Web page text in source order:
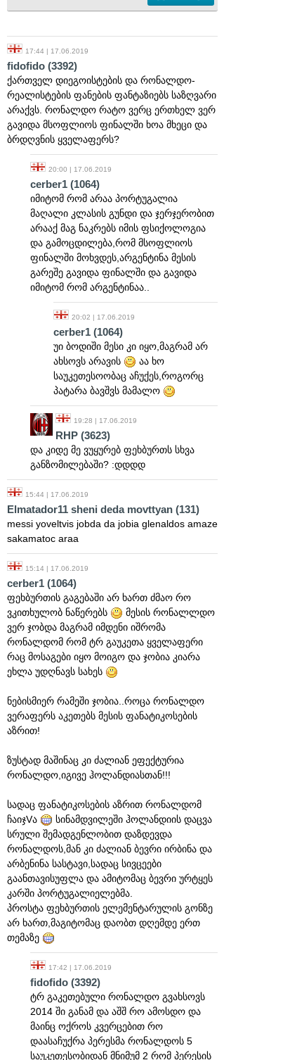
17:44 | 17.06.2019
fidofido (3392)
ქართველ დიეგოისტების და რონალდო-
რეალისტების ფანების ფანტაზიებს საზღვარი
არაქვს. რონალდო რატო ვერც ერთხელ ვერ
გავიდა მსოფლიოს ფინალში ხოა მხეცი და
ბრდღვნის ყველაფერს?
20:00 | 17.06.2019
cerber1 (1064)
იმიტომ რომ არაა პორტუგალია
მაღალი კლასის გუნდი და ჯერჯერობით
არააქ მაგ ნაკრებს იმის ფსიქოლოგია
და გამოცდილება,რომ მსოფლიოს
ფინალში მოხვდეს,არგენტინა მესის
გარეშე გავიდა ფინალში და გავიდა
იმიტომ რომ არგენტინაა..
20:02 | 17.06.2019
cerber1 (1064)
უი ბოდიში მესი კი იყო,მაგრამ არ
ახსოვს არავის
აა ხო
საუკეთესოობაც აჩუქეს,როგორც
პატარა ბავშვს მამალო
19:28 | 17.06.2019
RHP (3623)
და კიდე მე ვუყურებ ფეხბურთს სხვა
განზომილებაში? :დდდდ
15:44 | 17.06.2019
Elmatador11 sheni deda movttyan (131)
messi yoveltvis jobda da jobia glenaldos amaze
sakamatoc araa
15:14 | 17.06.2019
cerber1 (1064)
ფეხბურთის გაგებაში არ ხართ ძმაო რო
ვკითხულობ ნაწერებს
მესის რონალლდო
ვერ ჯობდა მაგრამ იმდენი იშრომა
რონალდომ რომ ტრ გაუკეთა ყველაფერი
რაც მოსაგები იყო მოიგო და ჯობია კიარა
ეხლა უდღნავს სახეს
ნებისმიერ რამეში ჯობია..როცა რონალდო
ვერაფერს აკეთებს მესის ფანატიკოსების
აზრით!
ზუსტად მაშინაც კი ძალიან ეფექტურია
რონალდო,იგივე ჰოლანდიასთან!!!
სადაც ფანატიკოსების აზრით რონალდომ
ჩაიჯVა
სინამდვილეში ჰოლანდიის დაცვა
სრული შემადგენლობით დაზდევდა
რონალდოს,მან კი ძალიან ბევრი ირბინა და
არბენინა სასტავი,სადაც სივცეები
გაანთავისუფლა და ამიტომაც ბევრი ურტყეს
კარში პორტუგალიელებმა.
პროსტა ფეხბურთის ელემენტარულის გონზე
არ ხართ,მაგიტომაც დაობთ დღემდე ერთ
თემაზე
17:42 | 17.06.2019
fidofido (3392)
ტრ გაკეთებული რონალდო გვახსოვს
2014 ში განამ და აშშ რო ამოსდო და
მაინც ოქროს კვერცებით რო
დაასაჩუქრა პერესმა რონალდოს 5
საუკეთესობიდან მნიმუმ 2 რომ პერესის